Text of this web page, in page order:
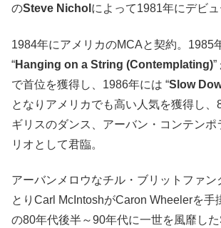
のSteve Nichol によって1981年にデビュ
1984年にアメリカのMCAと契約。1985
“Hanging on a String (Contemplating)”
で首位を獲得し、1986年には “Slow
となりアメリカでも高い人気を獲得し、
ギリスのダンス、アーバン・コンテンポ
リオとして君臨。
アーバンメロウなチル・ブリットファン
とりCarl McIntoshがCaron Wheelerを手
の80年代後半～90年代に一世を風靡し